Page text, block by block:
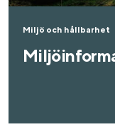
Miljö och hållbarhet